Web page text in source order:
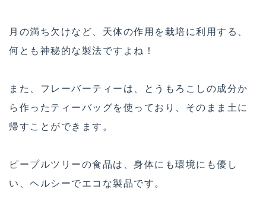
月の満ち欠けなど、天体の作用を栽培に利用する、
何とも神秘的な製法ですよね！
また、フレーバーティーは、とうもろこしの成分か
ら作ったティーバッグを使っており、そのまま土に
帰すことができます。
ピープルツリーの食品は、身体にも環境にも優し
い、ヘルシーでエコな製品です。